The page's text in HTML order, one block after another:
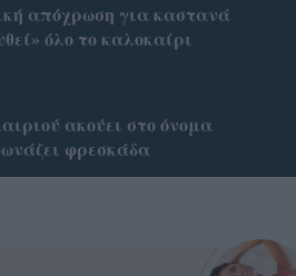
απόχρωση για καστανά
όλο το καλοκαίρι
ακούει στο όνομα
φρεσκάδα